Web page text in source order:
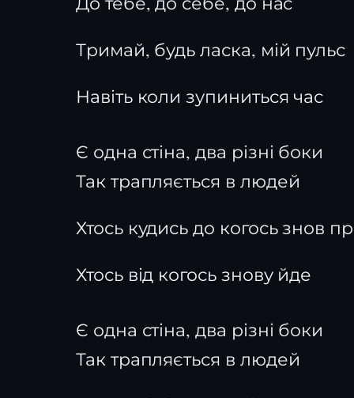
Тримай, будь ласка, мій пульс
Навіть коли зупиниться час
Є одна стіна, два різні боки
Так трапляється в людей
Хтось кудись до когось знов
Хтось від когось знову йде
Є одна стіна, два різні боки
Так трапляється в людей